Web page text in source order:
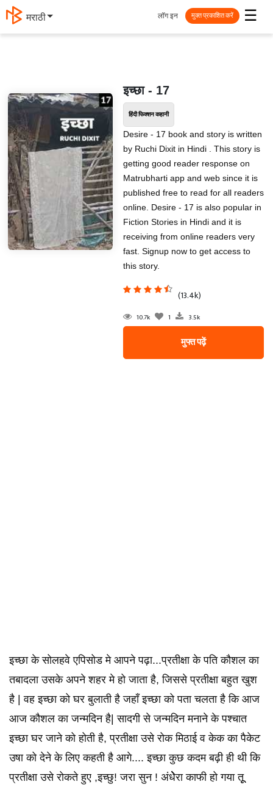
मराठी ☰
लॉग इन मुक्त प्रकाशित करें
इच्छा - 17
हिंदी फिक्शन कहानी
Desire - 17 book and story is written
by Ruchi Dixit in Hindi . This story is
getting good reader response on
Matrubharti app and web since it is
published free to read for all readers
online. Desire - 17 is also popular in
Fiction Stories in Hindi and it is
receiving from online readers very
fast. Signup now to get access to
this story.
(13.4k)
10.7k 1 3.5k
मुफ्त पढ़ें
इच्छा के सोलहवे एपिसोड मे आपने पढ़ा...प्रतीक्षा के पति कौशल का
तबादला उसके अपने शहर मे हो जाता है, जिससे प्रतीक्षा बहुत खुश
है | वह इच्छा को घर बुलाती है जहाँ इच्छा को पता चलता है कि आज
आज कौशल का जन्मदिन है| सादगी से जन्मदिन मनाने के पश्चात
इच्छा घर जाने को होती है, प्रतीक्षा उसे रोक मिठाई व केक का पैकेट
उषा को देने के लिए कहती है आगे.... इच्छा कुछ कदम बढ़ी ही थी कि
प्रतीक्षा उसे रोकते हुए ,इच्छु! जरा सुन ! अंधेेेेरा काफी हो गया तूू